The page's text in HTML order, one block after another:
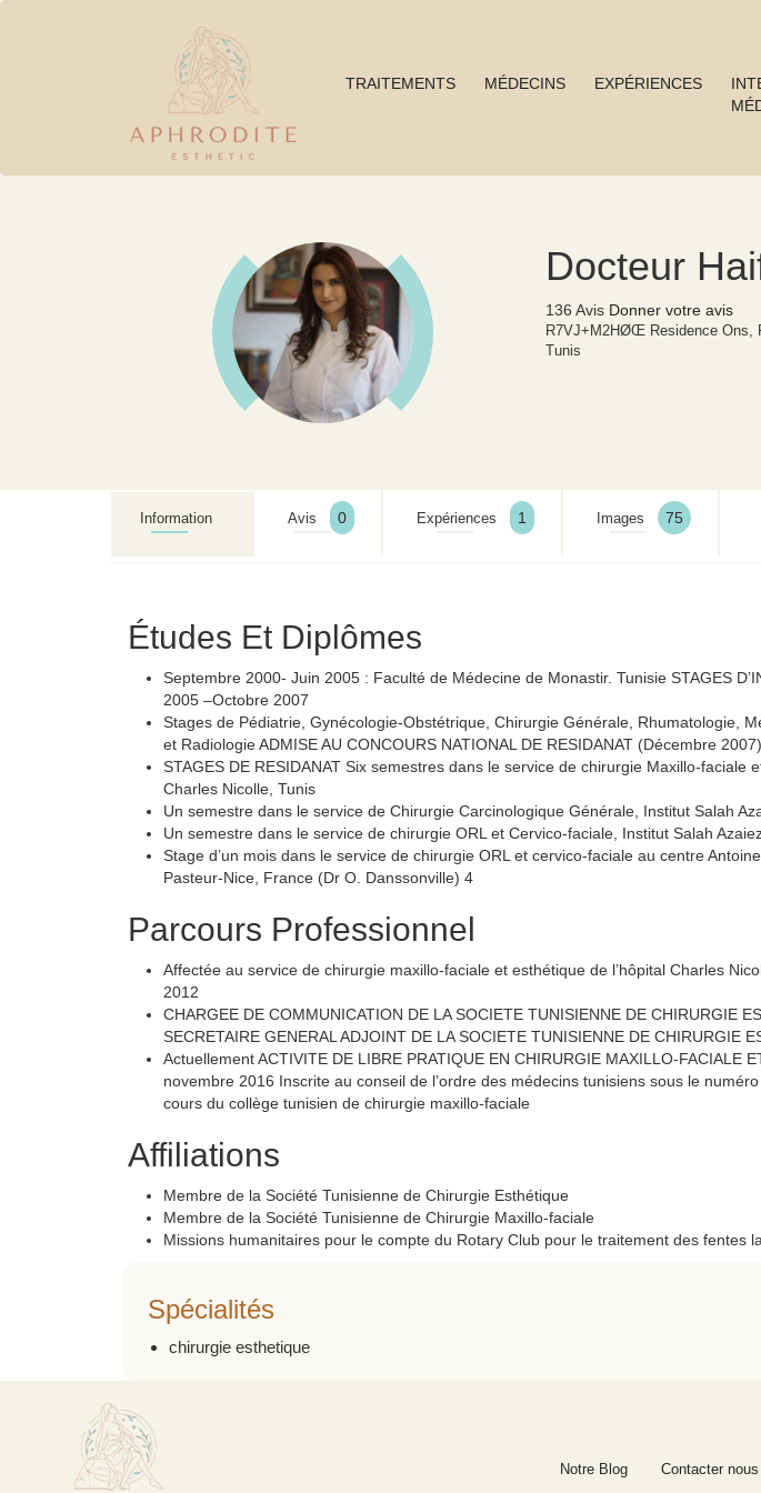
TRAITEMENTS MÉDECINS EXPÉRIENCES
Docteur
136 Avis Donner votre avis
R7VJ+M2HØŒ Residence Ons,
Tunis
Information Avis 0 Expériences 1 Images 75
Études Et Diplômes
Septembre 2000- Juin 2005 : Faculté de Médecine de Monastir. Tunisie STAGES
2005 –Octobre 2007
Stages de Pédiatrie, Gynécologie-Obstétrique, Chirurgie Générale, Rhumatologie,
et Radiologie ADMISE AU CONCOURS NATIONAL DE RESIDANAT (Décembre 2007)
STAGES DE RESIDANAT Six semestres dans le service de chirurgie Maxillo-faciale
Charles Nicolle, Tunis
Un semestre dans le service de Chirurgie Carcinologique Générale, Institut Salah
Un semestre dans le service de chirurgie ORL et Cervico-faciale, Institut Salah
Stage d’un mois dans le service de chirurgie ORL et cervico-faciale au centre
Pasteur-Nice, France (Dr O. Danssonville) 4
Parcours Professionnel
Affectée au service de chirurgie maxillo-faciale et esthétique de l’hôpital Charles
2012
CHARGEE DE COMMUNICATION DE LA SOCIETE TUNISIENNE DE CHIRURGIE
SECRETAIRE GENERAL ADJOINT DE LA SOCIETE TUNISIENNE DE CHIRURGIE
Actuellement ACTIVITE DE LIBRE PRATIQUE EN CHIRURGIE MAXILLO-FACIALE
novembre 2016 Inscrite au conseil de l’ordre des médecins tunisiens sous le
cours du collège tunisien de chirurgie maxillo-faciale
Affiliations
Membre de la Société Tunisienne de Chirurgie Esthétique
Membre de la Société Tunisienne de Chirurgie Maxillo-faciale
Missions humanitaires pour le compte du Rotary Club pour le traitement des fentes
Spécialités
chirurgie esthetique
Notre Blog Contacter nous